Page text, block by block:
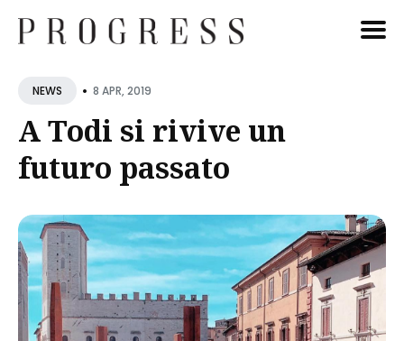
Cerca
NEWS • 8 APR, 2019
A Todi si rivive un
futuro passato